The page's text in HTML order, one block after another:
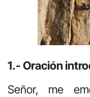
1.- Oración
Señor, me